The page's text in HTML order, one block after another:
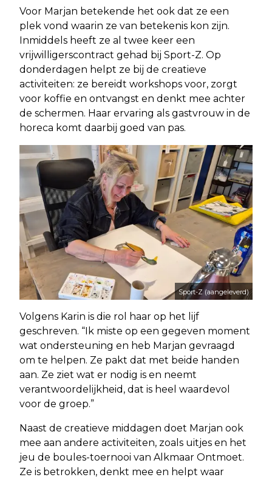
Voor Marjan betekende het ook dat ze een
plek vond waarin ze van betekenis kon zijn.
Inmiddels heeft ze al twee keer een
vrijwilligerscontract gehad bij Sport-Z. Op
donderdagen helpt ze bij de creatieve
activiteiten: ze bereidt workshops voor, zorgt
voor koffie en ontvangst en denkt mee achter
de schermen. Haar ervaring als gastvrouw in de
horeca komt daarbij goed van pas.
Sport-Z (aangeleverd)
Volgens Karin is die rol haar op het lijf
geschreven. “Ik miste op een gegeven moment
wat ondersteuning en heb Marjan gevraagd
om te helpen. Ze pakt dat met beide handen
aan. Ze ziet wat er nodig is en neemt
verantwoordelijkheid, dat is heel waardevol
voor de groep.”
Naast de creatieve middagen doet Marjan ook
mee aan andere activiteiten, zoals uitjes en het
jeu de boules-toernooi van Alkmaar Ontmoet.
Ze is betrokken, denkt mee en helpt waar